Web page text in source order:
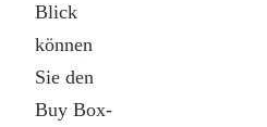
Blick
können
Sie den
Buy Box-